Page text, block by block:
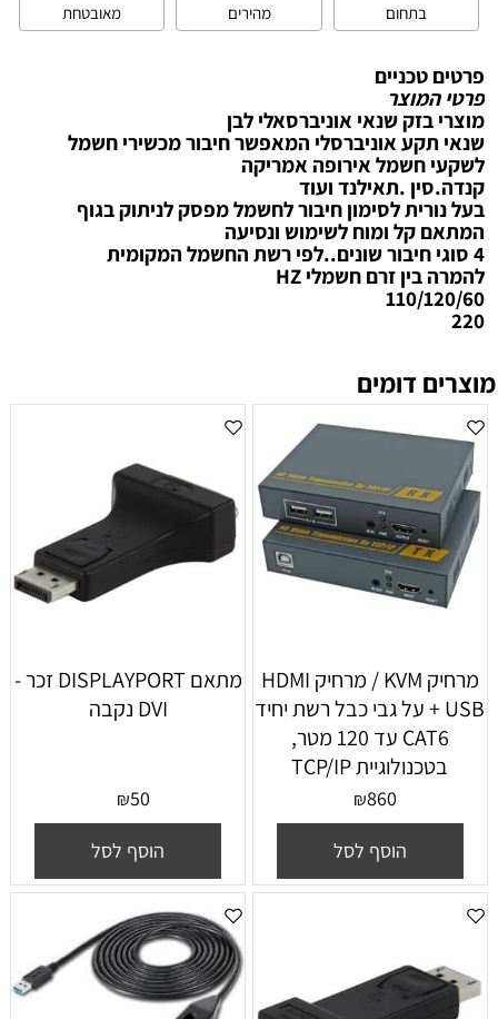
בתחום
מהירים
מאובטחת
פרטים טכניים
פרטי המוצר
מוצרי בזק שנאי אוניברסאלי לבן
שנאי תקע אוניברסלי המאפשר חיבור מכשירי חשמל
לשקעי חשמל אירופה אמריקה
קנדה.סין .תאילנד ועוד
בעל נורית לסימון חיבור לחשמל מפסק לניתוק בגוף
המתאם קל ומוח לשימוש ונסיעה
4 סוגי חיבור שונים..לפי רשת החשמל המקומית
להמרה בין זרם חשמלי HZ
110/120/60
220
מוצרים דומים
מרחיק KVM / מרחיק HDMI
+ USB על גבי כבל רשת יחיד
CAT6 עד 120 מטר,
בטכנולוגיית TCP/IP
₪860
הוסף לסל
מתאם DISPLAYPORT זכר -
DVI נקבה
₪50
הוסף לסל